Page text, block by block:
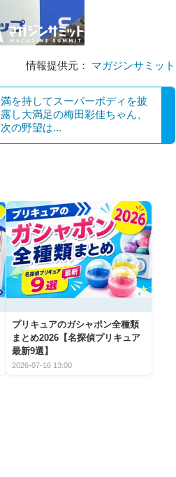
情報提供元： マガジンサミット
満を持してスーパーボディを披
露し大満足の梅田彩佳ちゃん、
次の野望は...
プリキュアのガシャポン全種類
まとめ2026【名探偵プリキュア
最新9選】
2026-07-16 13:00